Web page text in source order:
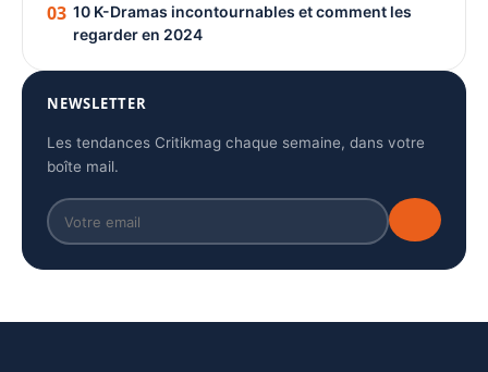
03 10 K-Dramas incontournables et comment les
regarder en 2024
NEWSLETTER
Les tendances Critikmag chaque semaine, dans votre
boîte mail.